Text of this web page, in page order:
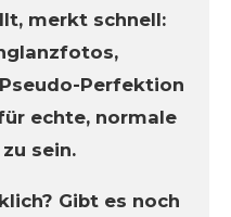
merkt schnell:
Perfektion
echte, normale
sein.
Gibt es noch